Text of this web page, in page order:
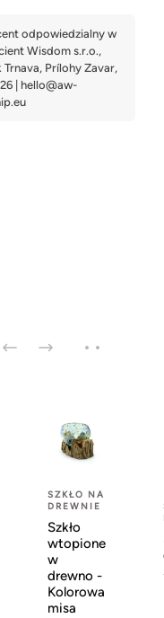
SZKŁO NA
DREWNIE
Szkło
wtopione
w
drewno -
Kolorowa
misa